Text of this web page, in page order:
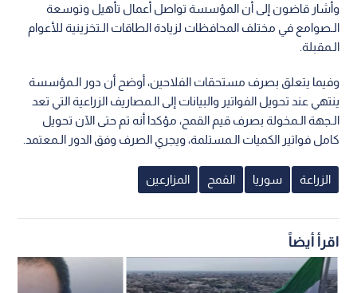
وأشار قاضون إلى أن المؤسسة تواصل أعمال تأهيل وتوسعة
الـصوامع في مختلف المحافظات لزيادة الطاقات الـتخزينية للأعوام
الـمقبلة.
وفيما يتعلق بصرف مستحقات الفلاحين، أوضح أن دور الـمؤسسة
ينتهي عند تحويل الفواتير والبيانات إلى الـمصاريف الزراعية التي تعد
الـجهة الـمخولة بصرف قيم القمح، مؤكدا أنه تم حتى الآن تحويل
كامل فواتير الكميات الـمستلمة، ويجري الصرف وفق الدور الـمعتمد.
الزراعة سوريا القمح المزارعين
اقرأ أيضاً